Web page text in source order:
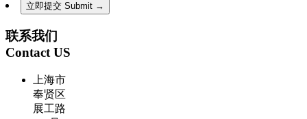
联系我们
Contact US
上海市
奉贤区
展工路